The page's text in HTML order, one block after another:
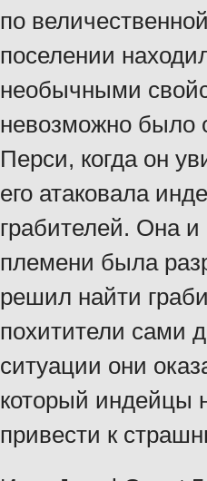
по
поселении
необычными
невозможно было
Перси, когда он
его атаковала
грабителей. Она и
племени была
решил найти
похитители сами
ситуации они
который индейцы
привести к